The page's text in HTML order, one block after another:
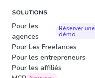
SOLUTIONS
Pour les
agences
Réserver une
démo
Pour Les Freelances
Pour les entrepreneurs
Pour les affiliés